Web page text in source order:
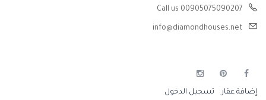
Call us 00905075090207
info@diamondhouses.net
إضافة عقار تسجيل الدخول